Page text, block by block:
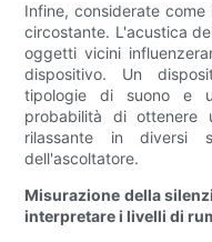
Infine, considerate
circostante. L'acustica
oggetti vicini
dispositivo. Un
tipologie di suono e
probabilità di ottenere
rilassante in diversi
dell'ascoltatore.
Misurazione della
interpretare i livelli di